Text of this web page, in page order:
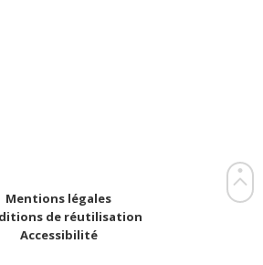
Mentions légales
de réutilisation
Accessibilité